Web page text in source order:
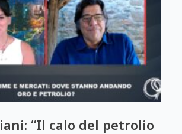
“Il calo del petrolio